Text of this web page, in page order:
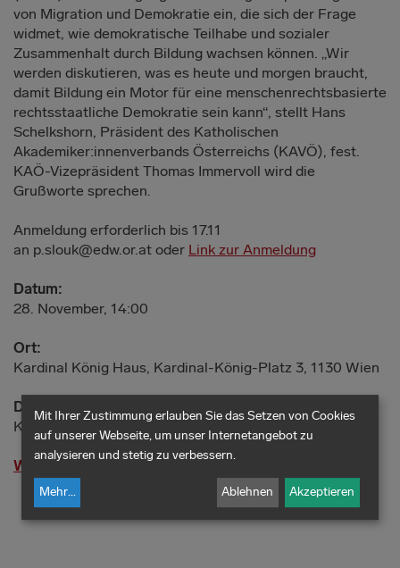
von Migration und Demokratie ein, die sich der Frage
widmet, wie demokratische Teilhabe und sozialer
Zusammenhalt durch Bildung wachsen können. „Wir
werden diskutieren, was es heute und morgen braucht,
damit Bildung ein Motor für eine menschenrechtsbasierte
rechtsstaatliche Demokratie sein kann“, stellt Hans
Schelkshorn, Präsident des Katholischen
Akademiker:innenverbands Österreichs (KAVÖ), fest.
KAÖ-Vizepräsident Thomas Immervoll wird die
Grußworte sprechen.
Anmeldung erforderlich bis 17.11
an p.slouk@edw.or.at oder Link zur Anmeldung
Datum:
28. November, 14:00
Ort:
Kardinal König Haus, Kardinal-König-Platz 3, 1130 Wien
Durchgeführt durch:
Katholische Aktion Österreich
Weitere Informationen
Mit Ihrer Zustimmung erlauben Sie das Setzen von Cookies
auf unserer Webseite, um unser Internetangebot zu
analysieren und stetig zu verbessern.
Mehr... Ablehnen Akzeptieren